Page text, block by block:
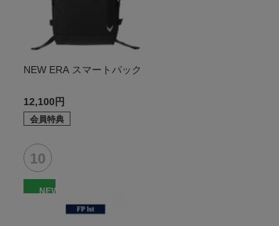
NEW ERA スマートパック
12,100円
会員特典
NEW